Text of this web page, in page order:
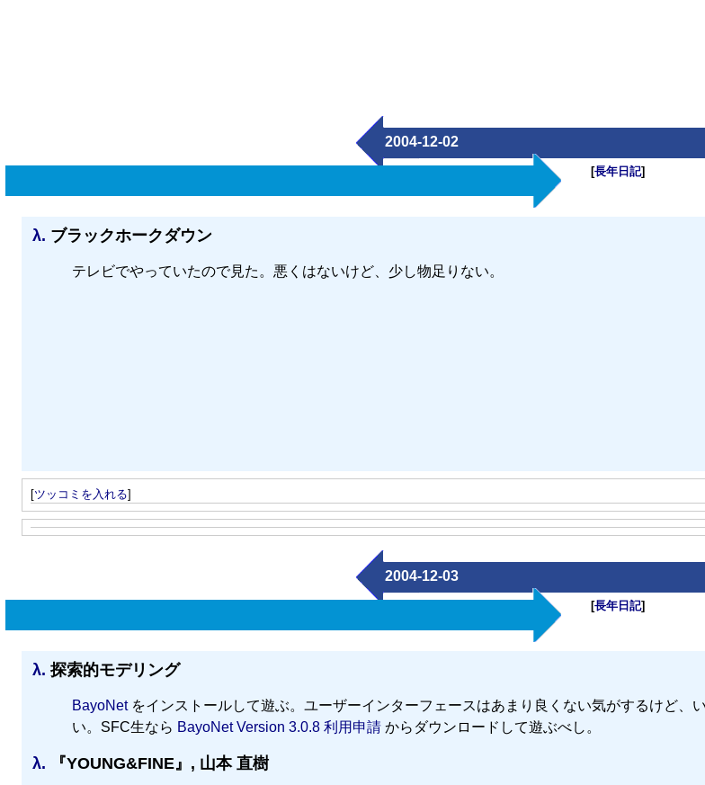
2004-12-02
[長年日記]
λ. ブラックホークダウン
テレビでやっていたので見た。悪くはないけど、少し物足りない。
[ツッコミを入れる]
2004-12-03
[長年日記]
λ. 探索的モデリング
BayoNetをインストールして遊ぶ。ユーザーインターフェースはあまり良くない気がするけど、
い。SFC生なら BayoNet Version 3.0.8 利用申請からダウンロードして遊ぶべし。
λ. 『YOUNG&FINE』, 山本 直樹